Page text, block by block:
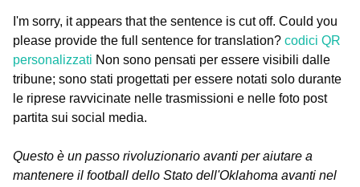
I'm sorry, it appears that the sentence is cut off. Could you
please provide the full sentence for translation? codici QR
personalizzati Non sono pensati per essere visibili dalle
tribune; sono stati progettati per essere notati solo durante
le riprese ravvicinate nelle trasmissioni e nelle foto post
partita sui social media.
Questo è un passo rivoluzionario avanti per aiutare a
mantenere il football dello Stato dell'Oklahoma avanti nel